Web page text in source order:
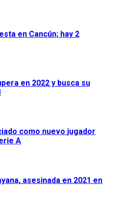
en Cancún; hay 2
en 2022 y busca su
como nuevo jugador
A
asesinada en 2021 en